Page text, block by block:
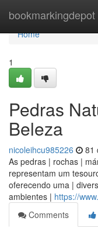
bookmarkingdepot
Home
Home
1
Pedras
Beleza
nicoleihcu985226 81
As pedras | rochas |
representam um
oferecendo uma |
ambientes | https://
Comments